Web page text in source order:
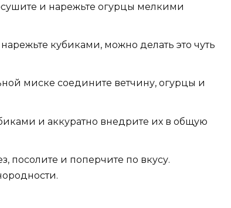
и нарежьте огурцы мелкими
кубиками, можно делать это чуть
миске соедините ветчину, огурцы и
и аккуратно внедрите их в общую
посолите и поперчите по вкусу.